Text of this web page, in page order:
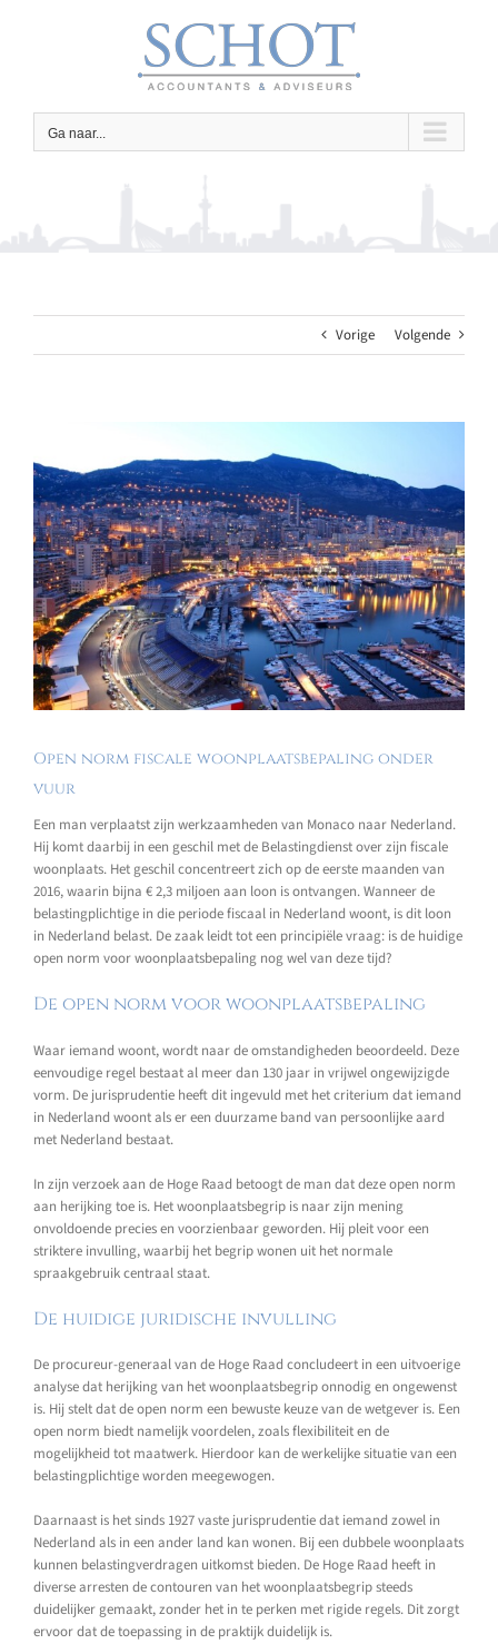
Ga naar...
Vorige Volgende
afbeelding
Open norm fiscale woonplaatsbepaling onder
vuur
Een man verplaatst zijn werkzaamheden van Monaco naar Nederland.
Hij komt daarbij in een geschil met de Belastingdienst over zijn fiscale
woonplaats. Het geschil concentreert zich op de eerste maanden van
2016, waarin bijna € 2,3 miljoen aan loon is ontvangen. Wanneer de
belastingplichtige in die periode fiscaal in Nederland woont, is dit loon
in Nederland belast. De zaak leidt tot een principiële vraag: is de huidige
open norm voor woonplaatsbepaling nog wel van deze tijd?
De open norm voor woonplaatsbepaling
Waar iemand woont, wordt naar de omstandigheden beoordeeld. Deze
eenvoudige regel bestaat al meer dan 130 jaar in vrijwel ongewijzigde
vorm. De jurisprudentie heeft dit ingevuld met het criterium dat iemand
in Nederland woont als er een duurzame band van persoonlijke aard
met Nederland bestaat.
In zijn verzoek aan de Hoge Raad betoogt de man dat deze open norm
aan herijking toe is. Het woonplaatsbegrip is naar zijn mening
onvoldoende precies en voorzienbaar geworden. Hij pleit voor een
striktere invulling, waarbij het begrip wonen uit het normale
spraakgebruik centraal staat.
De huidige juridische invulling
De procureur-generaal van de Hoge Raad concludeert in een uitvoerige
analyse dat herijking van het woonplaatsbegrip onnodig en ongewenst
is. Hij stelt dat de open norm een bewuste keuze van de wetgever is. Een
open norm biedt namelijk voordelen, zoals flexibiliteit en de
mogelijkheid tot maatwerk. Hierdoor kan de werkelijke situatie van een
belastingplichtige worden meegewogen.
Daarnaast is het sinds 1927 vaste jurisprudentie dat iemand zowel in
Nederland als in een ander land kan wonen. Bij een dubbele woonplaats
kunnen belastingverdragen uitkomst bieden. De Hoge Raad heeft in
diverse arresten de contouren van het woonplaatsbegrip steeds
duidelijker gemaakt, zonder het in te perken met rigide regels. Dit zorgt
ervoor dat de toepassing in de praktijk duidelijk is.